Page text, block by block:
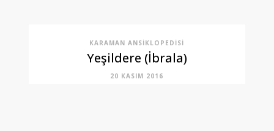
KARAMAN ANSIKLOPEDISI
Yeşildere (İbrala)
20 KASIM 2016